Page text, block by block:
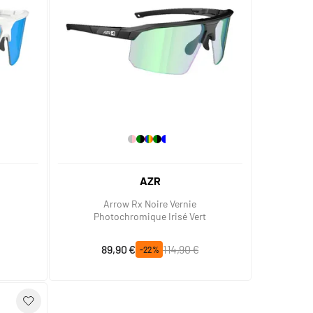
AZR
Arrow Rx Noire Vernie
Photochromique Irisé Vert
Prix spécial
89,90 € -22%
Prix normal
114,90 €